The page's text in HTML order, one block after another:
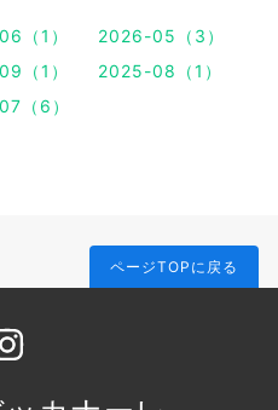
（1）
2026-05（3）
（1）
2025-08（1）
（6）
ページTOPに戻る